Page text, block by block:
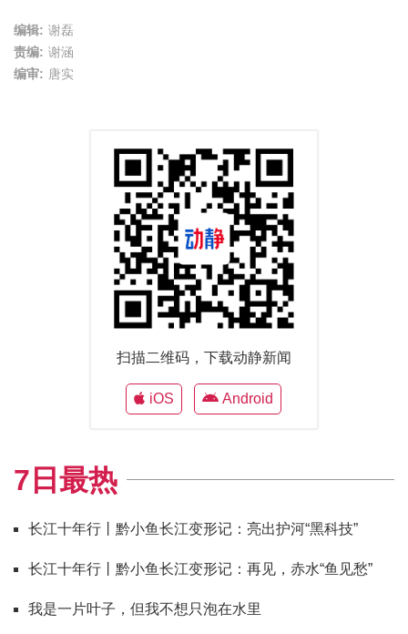
编辑: 谢磊
责编: 谢涵
编审: 唐实
扫描二维码，下载动静新闻
iOS Android
7日最热
长江十年行丨黔小鱼长江变形记：亮出护河“黑科技”
长江十年行丨黔小鱼长江变形记：再见，赤水“鱼见愁”
我是一片叶子，但我不想只泡在水里